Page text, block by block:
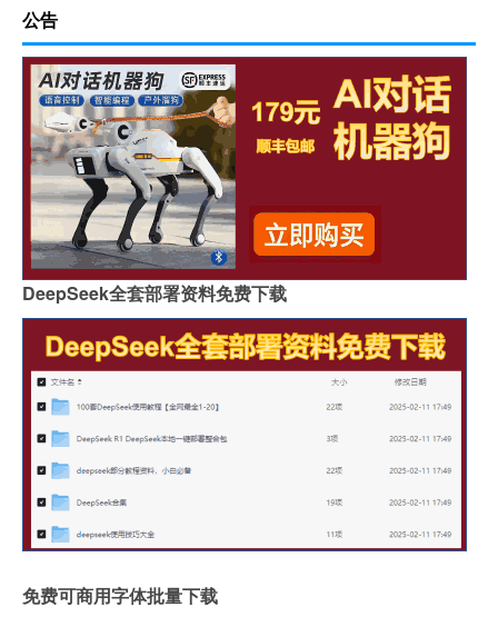
公告
DeepSeek全套部署资料免费下载
免费可商用字体批量下载